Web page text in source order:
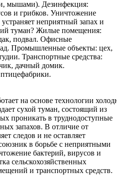
мышами). Дезинфекция:
и грибков. Уничтожение
неприятный запах и
туман? Жилые помещения:
подвал. Офисные
Промышленные объекты: цех,
Транспортные средства:
дачный домик.
на основе технологии
сухой туман, состоящий из
проникать в труднодоступные
запахов. В отличие от
следов и не оставляет
в борьбе с неприятными
бактерий, вирусов и
сельскохозяйственных
и транспортных средств.